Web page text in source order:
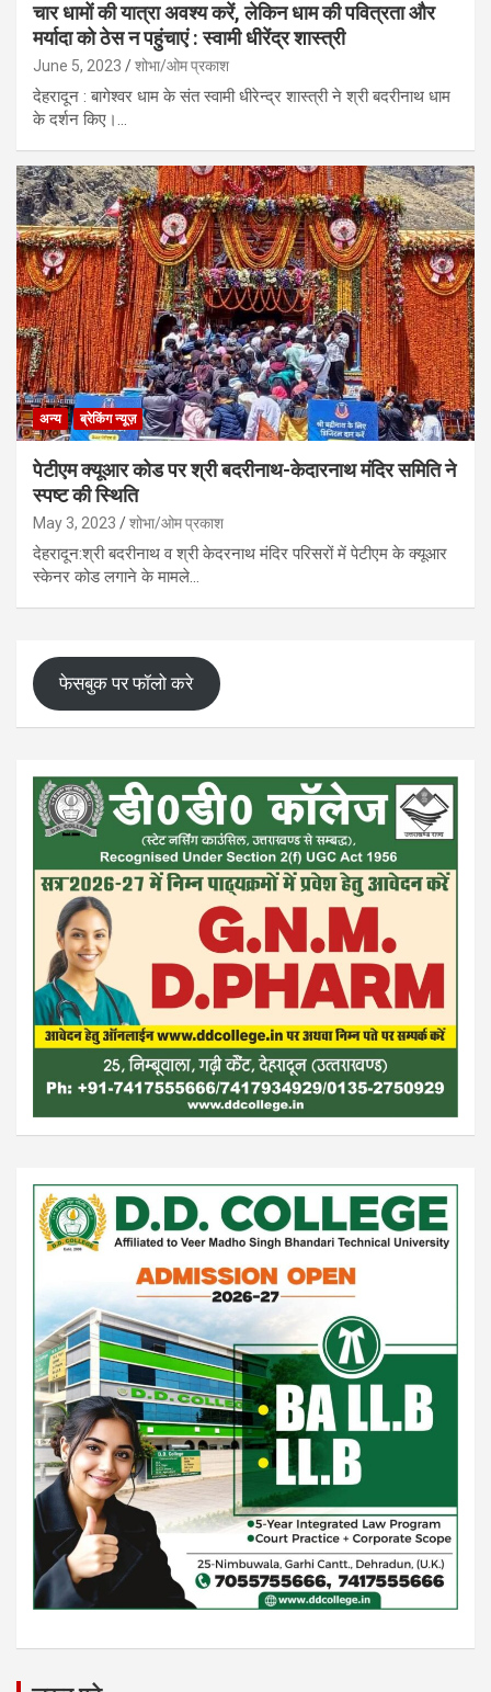
चार धामों की यात्रा अवश्य करें, लेकिन धाम की पवित्रता और
मर्यादा को ठेस न पहुंचाएं : स्वामी धीरेंद्र शास्त्री
June 5, 2023 शोभा/ओम प्रकाश
देहरादून : बागेश्वर धाम के संत स्वामी धीरेन्द्र शास्त्री ने श्री बदरीनाथ धाम
के दर्शन किए।…
अन्य ब्रेकिंग न्यूज़
पेटीएम क्यूआर कोड पर श्री बदरीनाथ-केदारनाथ मंदिर समिति ने
स्पष्ट की स्थिति
May 3, 2023 शोभा/ओम प्रकाश
देहरादून:श्री बदरीनाथ व श्री केदरनाथ मंदिर परिसरों में पेटीएम के क्यूआर
स्केनर कोड लगाने के मामले…
फेसबुक पर फॉलो करे